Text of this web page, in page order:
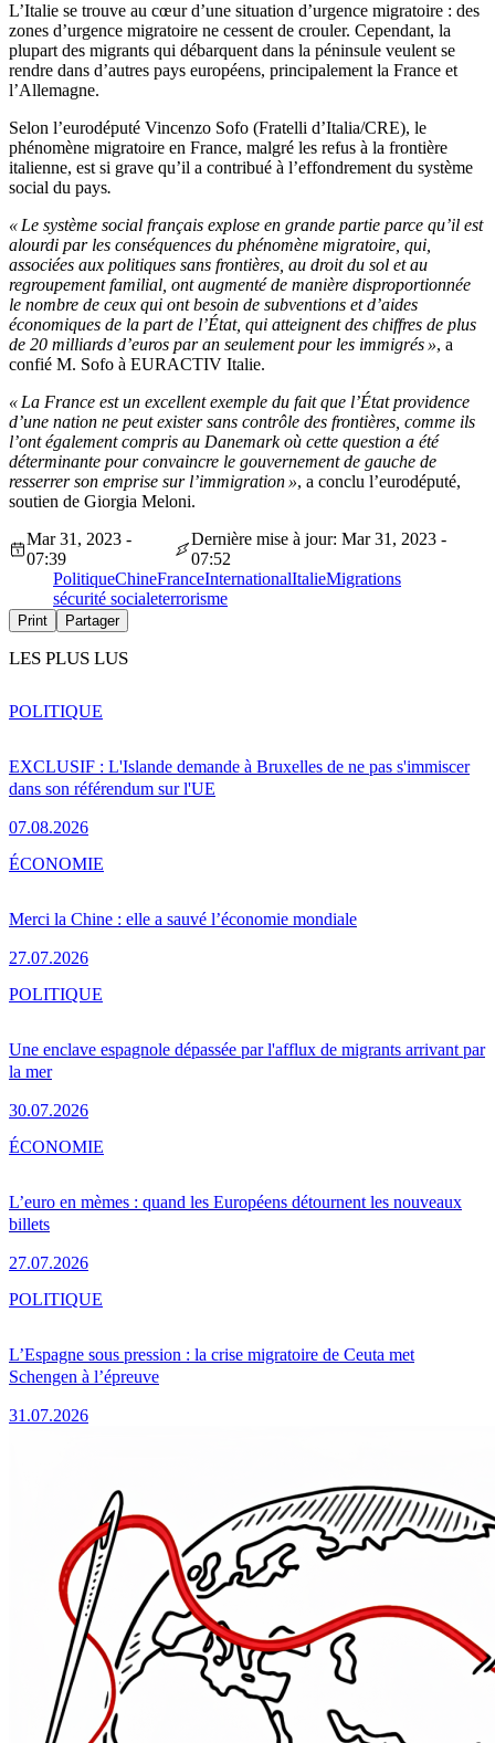
L’Italie se trouve au cœur d’une situation d’urgence migratoire : des
zones d’urgence migratoire ne cessent de crouler. Cependant, la
plupart des migrants qui débarquent dans la péninsule veulent se
rendre dans d’autres pays européens, principalement la France et
l’Allemagne.
Selon l’eurodéputé Vincenzo Sofo (Fratelli d’Italia/CRE), le
phénomène migratoire en France, malgré les refus à la frontière
italienne, est si grave qu’il a contribué à l’effondrement du système
social du pays.
« Le système social français explose en grande partie parce qu’il est
alourdi par les conséquences du phénomène migratoire, qui,
associées aux politiques sans frontières, au droit du sol et au
regroupement familial, ont augmenté de manière disproportionnée
le nombre de ceux qui ont besoin de subventions et d’aides
économiques de la part de l’État, qui atteignent des chiffres de plus
de 20 milliards d’euros par an seulement pour les immigrés », a
confié M. Sofo à EURACTIV Italie.
« La France est un excellent exemple du fait que l’État providence
d’une nation ne peut exister sans contrôle des frontières, comme ils
l’ont également compris au Danemark où cette question a été
déterminante pour convaincre le gouvernement de gauche de
resserrer son emprise sur l’immigration », a conclu l’eurodéputé,
soutien de Giorgia Meloni.
Mar 31, 2023 -
07:39
Dernière mise à jour: Mar 31, 2023 -
07:52
PolitiqueChineFranceInternationalItalieMigrations
sécurité socialeterrorisme
Print Partager
LES PLUS LUS
EXCLUSIF : L'Islande demande à Bruxelles de ne pas s'immiscer
dans son référendum sur l'UE
07.08.2026
POLITIQUE
Merci la Chine : elle a sauvé l’économie mondiale
27.07.2026
ÉCONOMIE
Une enclave espagnole dépassée par l'afflux de migrants arrivant par
la mer
30.07.2026
POLITIQUE
L’euro en mèmes : quand les Européens détournent les nouveaux
billets
27.07.2026
ÉCONOMIE
L’Espagne sous pression : la crise migratoire de Ceuta met
Schengen à l’épreuve
31.07.2026
POLITIQUE